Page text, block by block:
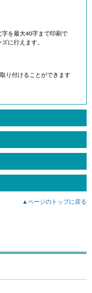
を最大40字まで印刷で
に行えます。
り付けることができます
▲ページのトップに戻る